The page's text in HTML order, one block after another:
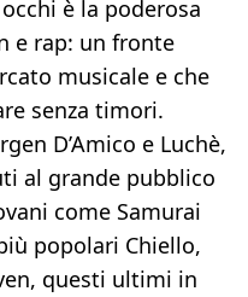
è la poderosa
e rap: un fronte
musicale e che
senza timori.
D’Amico e Luchè,
al grande pubblico
come Samurai
popolari Chiello,
questi ultimi in